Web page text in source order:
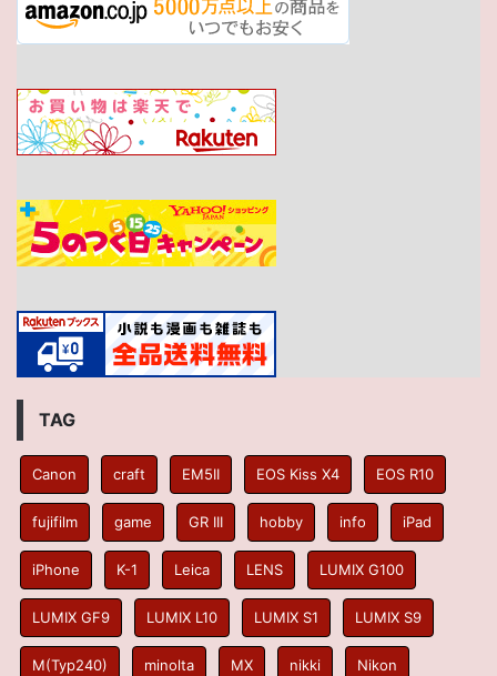
TAG
Canon craft EM5II EOS Kiss X4 EOS R10
fujifilm game GR III hobby info iPad
iPhone K-1 Leica LENS LUMIX G100
LUMIX GF9 LUMIX L10 LUMIX S1 LUMIX S9
M(Typ240) minolta MX nikki Nikon